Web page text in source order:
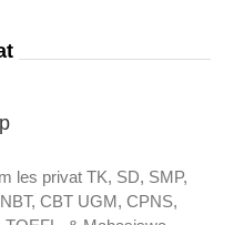
les privat TK, SD, SMP,
CBT UGM, CPNS,